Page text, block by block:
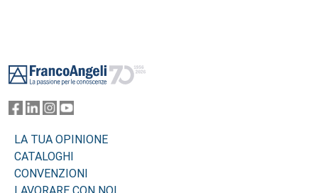
LA TUA OPINIONE
CATALOGHI
CONVENZIONI